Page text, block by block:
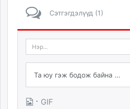
Сэтгэгдэлүүд (1)
· GIF